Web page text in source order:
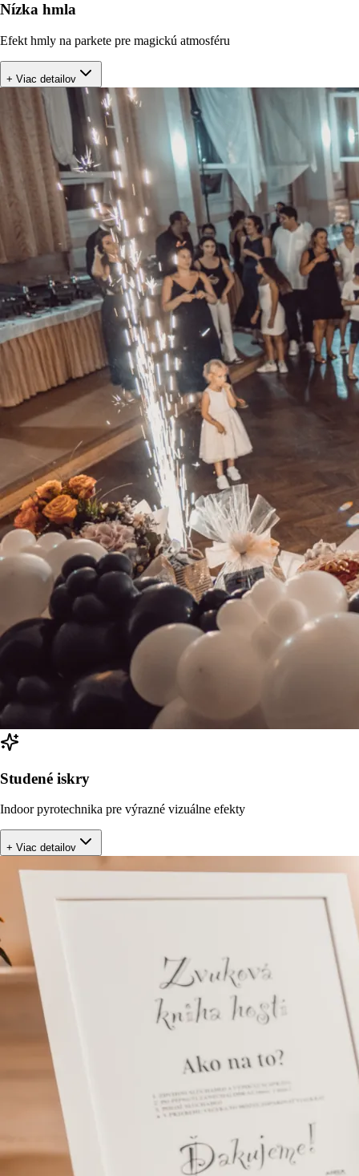
Nízka hmla
Efekt hmly na parkete pre magickú atmosféru
+ Viac detailov
Studené iskry
Indoor pyrotechnika pre výrazné vizuálne efekty
+ Viac detailov